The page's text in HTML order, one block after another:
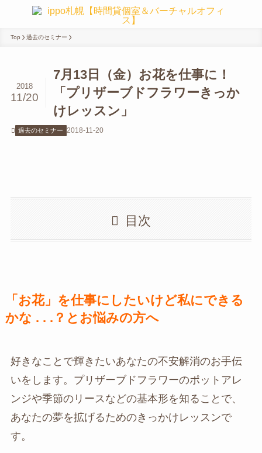
Top 過去のセミナー
7月13日（金）お花を仕事に！
「プリザーブドフラワーきっか
けレッスン」
2018
11/20
過去のセミナー 2018-11-20
目次
「お花」を仕事にしたいけど私にできる
かな . . .？とお悩みの方へ
好きなことで輝きたいあなたの不安解消のお手伝
いをします。プリザーブドフラワーのポットアレ
ンジや季節のリースなどの基本形を知ることで、
あなたの夢を拡げるためのきっかけレッスンで
す。